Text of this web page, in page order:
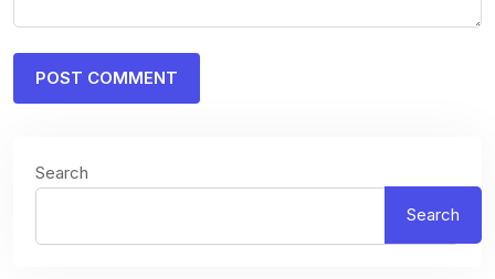
Search
Search